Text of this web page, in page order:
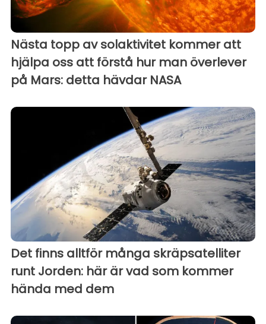
Nästa topp av solaktivitet kommer att
hjälpa oss att förstå hur man överlever
på Mars: detta hävdar NASA
Det finns alltför många skräpsatelliter
runt Jorden: här är vad som kommer
hända med dem